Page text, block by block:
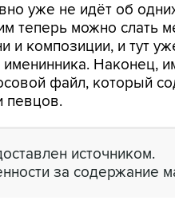
уже не идёт об
теперь можно слать
и композиции, и тут
Наконец,
файл, который
певцов.
источником.
за содержание